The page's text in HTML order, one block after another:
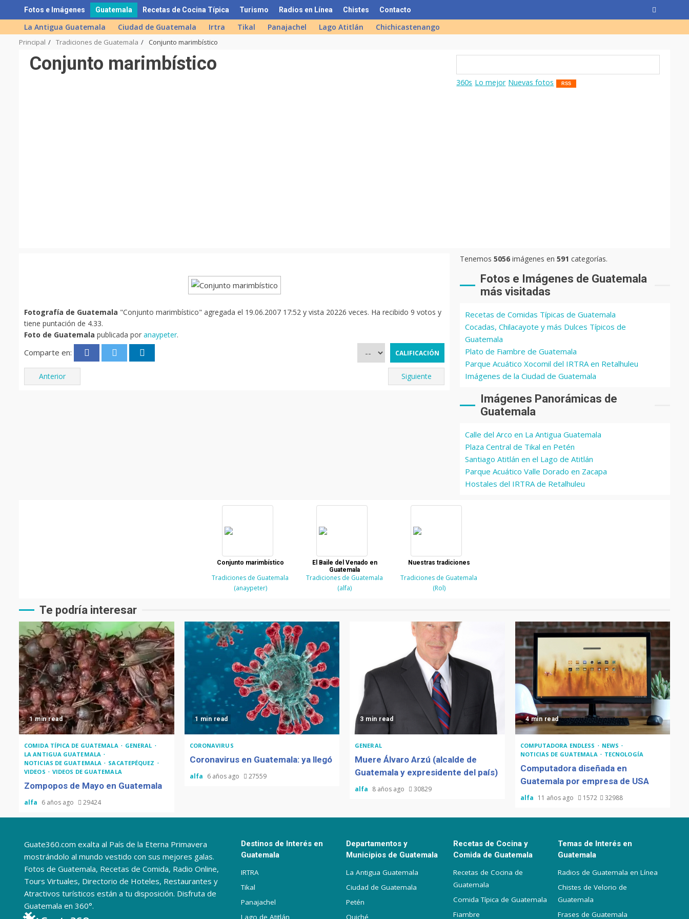
to
content
Fotos e Imágenes Guatemala Recetas de Cocina Típica Turismo Radios en Línea Chistes Contacto
La Antigua Guatemala Ciudad de Guatemala Irtra Tikal Panajachel Lago Atitlán Chichicastenango
Principal Tradiciones de Guatemala Conjunto marimbístico
Conjunto marimbístico
360s Lo mejor Nuevas fotos RSS
Fotografía de Guatemala "Conjunto marimbístico" agregada el 19.06.2007 17:52 y vista 20226 veces. Ha recibido 9 votos y
tiene puntación de 4.33.
Foto de Guatemala publicada por anaypeter.
Comparte en:
Anterior Siguiente
Tenemos5056 imágenes en591 categorías.
Fotos e Imágenes de Guatemala
más visitadas
Recetas de Comidas Típicas de Guatemala
Cocadas, Chilacayote y más Dulces Típicos de
Guatemala
Plato de Fiambre de Guatemala
Parque Acuático Xocomil del IRTRA en Retalhuleu
Imágenes de la Ciudad de Guatemala
Imágenes Panorámicas de
Guatemala
Calle del Arco en La Antigua Guatemala
Plaza Central de Tikal en Petén
Santiago Atitlán en el Lago de Atitlán
Parque Acuático Valle Dorado en Zacapa
Hostales del IRTRA de Retalhuleu
Conjunto marimbístico
Tradiciones de Guatemala
(anaypeter)
El Baile del Venado en
Guatemala
Tradiciones de Guatemala
(alfa)
Nuestras tradiciones
Tradiciones de Guatemala
(Rol)
Te podría interesar
1 min read
COMIDA TÍPICA DE GUATEMALA
GENERAL
LA ANTIGUA GUATEMALA
NOTICIAS DE GUATEMALA
SACATEPÉQUEZ
VIDEOS
VIDEOS DE GUATEMALA
Zompopos de Mayo en Guatemala
alfa 6 años ago 29424
1 min read
CORONAVIRUS
Coronavirus en Guatemala: ya llegó
alfa 6 años ago 27559
3 min read
GENERAL
Muere Álvaro Arzú (alcalde de
Guatemala y expresidente del país)
alfa 8 años ago 30829
4 min read
COMPUTADORA ENDLESS
NEWS
NOTICIAS DE GUATEMALA
TECNOLOGÍA
Computadora diseñada en
Guatemala por empresa de USA
alfa 11 años ago 1572 32988
Guate360.com exalta al País de la Eterna Primavera
mostrándolo al mundo vestido con sus mejores galas.
Fotos de Guatemala, Recetas de Comida, Radio Online,
Tours Virtuales, Directorio de Hoteles, Restaurantes y
Atractivos turísticos están a tu disposición. Disfruta de
Guatemala en 360°.
Destinos de Interés en
Guatemala
IRTRA
Tikal
Panajachel
Lago de Atitlán
Departamentos y
Municipios de Guatemala
La Antigua Guatemala
Ciudad de Guatemala
Petén
Quiché
Recetas de Cocina y
Comida de Guatemala
Recetas de Cocina de
Guatemala
Comida Típica de Guatemala
Fiambre
Temas de Interés en
Guatemala
Radios de Guatemala en Línea
Chistes de Velorio de
Guatemala
Frases de Guatemala